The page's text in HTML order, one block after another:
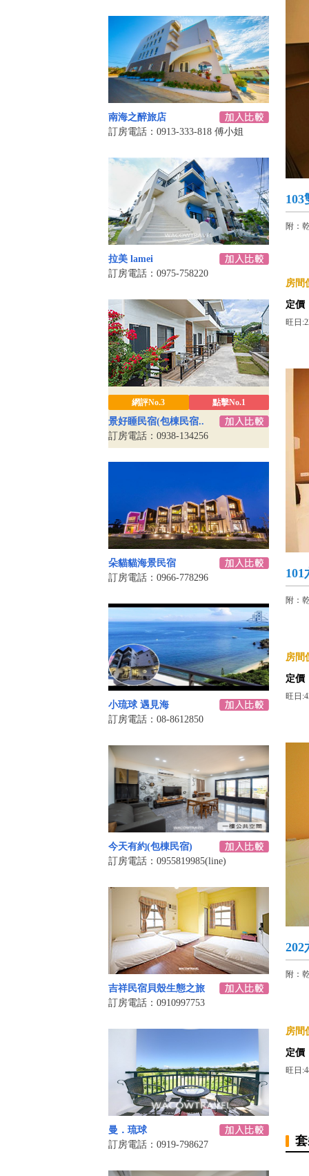
南海之醉旅店
訂房電話：0913-333-818 傅小姐
拉美 lamei
訂房電話：0975-758220
網評No.3 點擊No.1
景好睡民宿(包棟民宿..
訂房電話：0938-134256
朵貓貓海景民宿
訂房電話：0966-778296
小琉球 遇見海
訂房電話：08-8612850
今天有約(包棟民宿)
訂房電話：0955819985(line)
吉祥民宿貝殼生態之旅
訂房電話：0910997753
曼．琉球
訂房電話：0919-798627
103
附：
房間
定價
旺日
101
附：
房間
定價
旺日
202
附：
房間
定價
旺日